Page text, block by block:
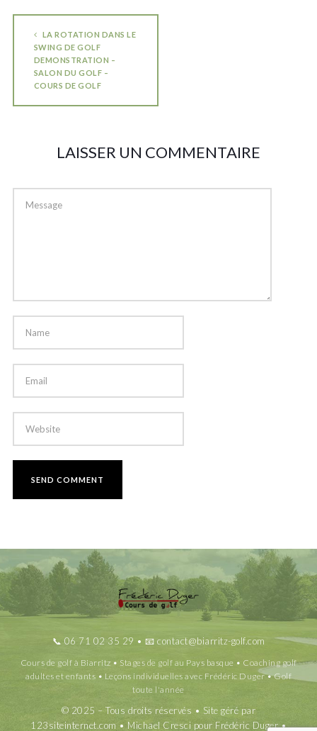
LA ROTATION DANS LE
SWING DE GOLF
DEMONSTRATION –
SALON DU GOLF –
COURS DE GOLF
LAISSER UN COMMENTAIRE
📞 06 71 02 35 29 • 📧 contact@biarritz-golf.com
Cours de golf à Biarritz • Stages de golf au Pays basque • Coaching golf
adultes et enfants • Leçons individuelles avec Frédéric Duger • Golf
toute l'année
© 2025 – Tous droits réservés • Site géré par
123siteinternet.com • Michael Cresci pour Frédéric Duger •